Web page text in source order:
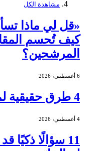
مشاهدة الكل
«قل لي ماذا
كيف تُحسم
المرشحين؟
6 أغسطس، 2026
4 طرق حقيقية لمساندة زميل يمر بمحنة
4 أغسطس، 2026
11 سؤالًا